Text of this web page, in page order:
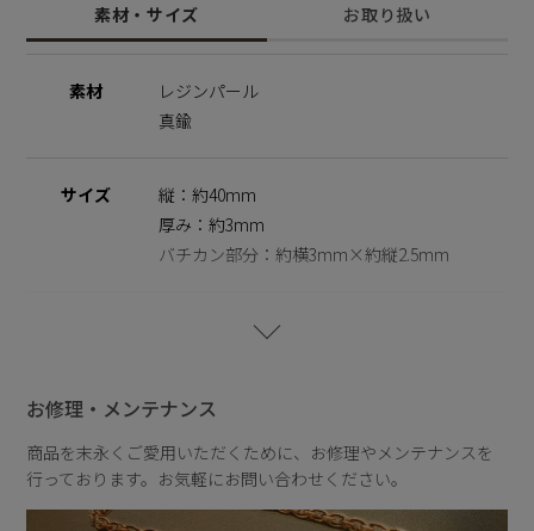
◆大草直子さん紹介記事はこちらから
https://amarclife.com/fashion/sample/20260505/
[A]Able
やればできる、やったらできた!
[D]Dream
どんな壁も乗り越えられる！
努力を努力と思わない人こそかっこいい。
すべての愛する人へ愛してるの想いをこめて。
[M]Miracle
信じるか信じないかはあなた次第。
素材・サイズ お取り扱い
素材
レジンパール
真鍮
サイズ
縦：約40mm
厚み：約3mm
バチカン部分：約横3mm×約縦2.5mm
お修理・メンテナンス
商品を末永くご愛用いただくために、お修理やメンテナンスを
行っております。お気軽にお問い合わせください。